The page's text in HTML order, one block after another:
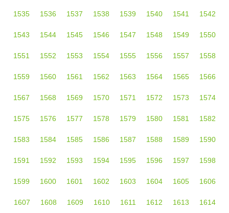
1535 1536 1537 1538 1539 1540 1541 1542
1543 1544 1545 1546 1547 1548 1549 1550
1551 1552 1553 1554 1555 1556 1557 1558
1559 1560 1561 1562 1563 1564 1565 1566
1567 1568 1569 1570 1571 1572 1573 1574
1575 1576 1577 1578 1579 1580 1581 1582
1583 1584 1585 1586 1587 1588 1589 1590
1591 1592 1593 1594 1595 1596 1597 1598
1599 1600 1601 1602 1603 1604 1605 1606
1607 1608 1609 1610 1611 1612 1613 1614